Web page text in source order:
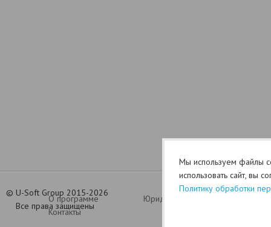
© U-Soft Group 2015-2026
Все права защищены
О программе
Юридический раздел (оферта)
Контакты
Мы используем файлы
использовать сайт, вы
Политику обработки